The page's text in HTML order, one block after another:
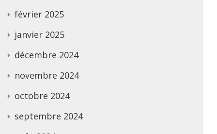
février 2025
janvier 2025
décembre 2024
novembre 2024
octobre 2024
septembre 2024